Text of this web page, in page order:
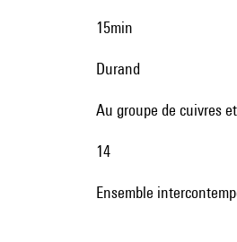
15min
Durand
au groupe de cuivres
14
Ensemble